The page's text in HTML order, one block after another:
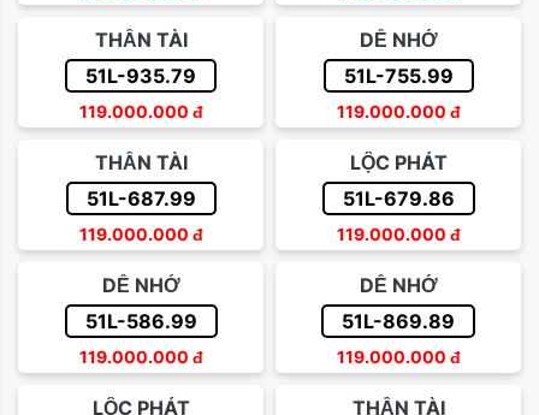
THẦN TÀI
51L-935.79
119.000.000 đ
DỄ NHỚ
51L-755.99
119.000.000 đ
THẦN TÀI
51L-687.99
119.000.000 đ
LỘC PHÁT
51L-679.86
119.000.000 đ
DỄ NHỚ
51L-586.99
119.000.000 đ
DỄ NHỚ
51L-869.89
119.000.000 đ
LỘC PHÁT
THẦN TÀI